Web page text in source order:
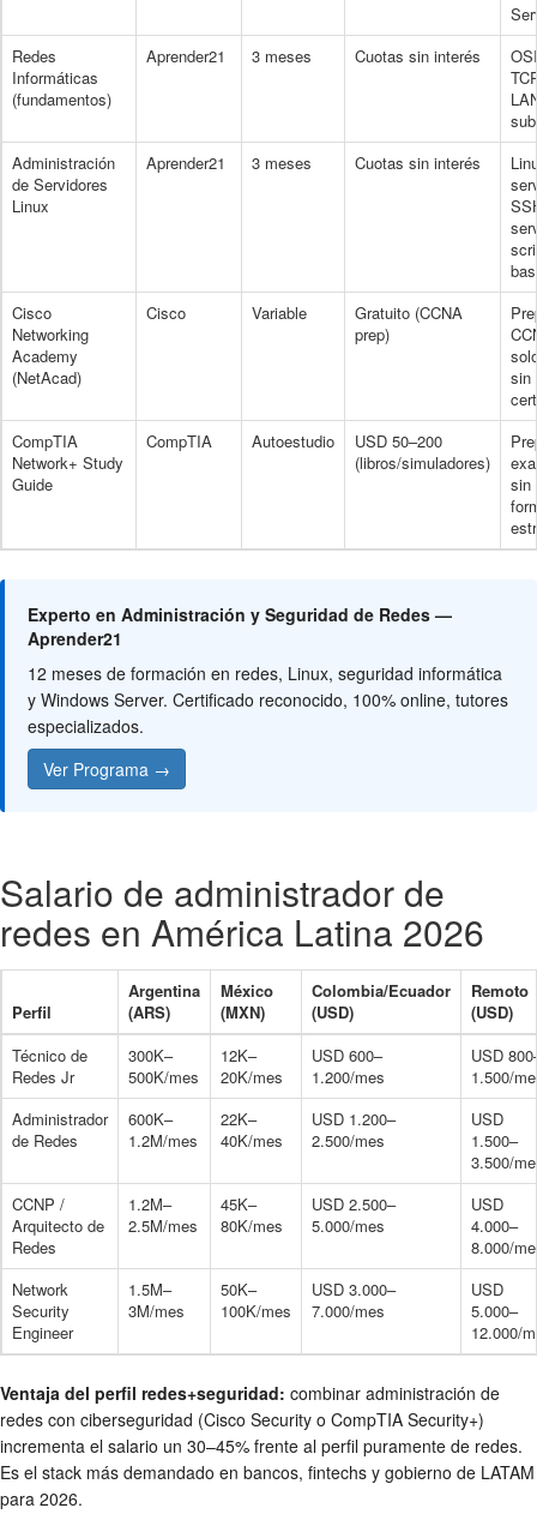
Redes
Informáticas
(fundamentos)
Aprender21 3 meses Cuotas sin interés
Administración
de Servidores
Linux
Aprender21 3 meses Cuotas sin interés
Cisco
Networking
Academy
(NetAcad)
Cisco Variable
Gratuito (CCNA
prep)
sin
CompTIA
Network+ Study
Guide
CompTIA Autoestudio
USD 50–200
(libros/simuladores)
sin
Experto en Administración y Seguridad de Redes —
Aprender21
12 meses de formación en redes, Linux, seguridad informática
y Windows Server. Certificado reconocido, 100% online, tutores
especializados.
Ver Programa →
Salario de administrador de
redes en América Latina 2026
Perfil
Argentina
(ARS)
México
(MXN)
Colombia/Ecuador
(USD)
Remoto
(USD)
Técnico de
Redes Jr
300K–
500K/mes
12K–
20K/mes
USD 600–
1.200/mes
USD
1.500/
Administrador
de Redes
600K–
1.2M/mes
22K–
40K/mes
USD 1.200–
2.500/mes
USD
1.500–
3.500/
CCNP /
Arquitecto de
Redes
1.2M–
2.5M/mes
45K–
80K/mes
USD 2.500–
5.000/mes
USD
4.000–
8.000/
Network
Security
Engineer
1.5M–
3M/mes
50K–
100K/mes
USD 3.000–
7.000/mes
USD
5.000–
12.000/
Ventaja del perfil redes+seguridad: combinar administración de
redes con ciberseguridad (Cisco Security o CompTIA Security+)
incrementa el salario un 30–45% frente al perfil puramente de redes.
Es el stack más demandado en bancos, fintechs y gobierno de LATAM
para 2026.